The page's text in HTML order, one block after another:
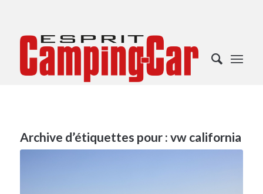
Archive d’étiquettes pour : vw california